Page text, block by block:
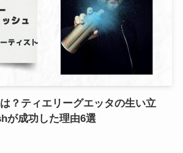
？ティエリーグエッタの生い立
が成功した理由6選